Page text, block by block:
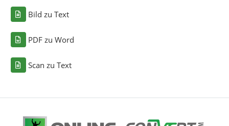
Bild zu Text
PDF zu Word
Scan zu Text